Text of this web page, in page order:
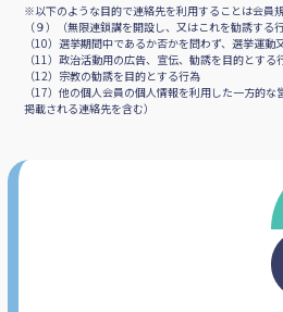
※以下のような目的で連絡先を利用することは会員
（９）（無限連鎖講を開設し、又はこれを勧誘する
（10）選挙期間中であるか否かを問わず、選挙運動
（11）政治活動用の広告、宣伝、勧誘を目的とする
（12）宗教の勧誘を目的とする行為
（17）他の個人会員の個人情報を利用した一方的
掲載される連絡先を含む）